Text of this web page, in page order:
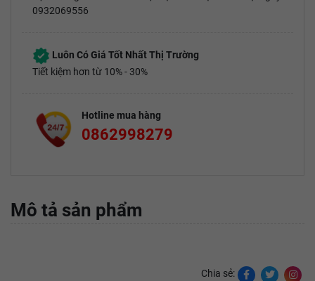
0932069556
Luôn Có Giá Tốt Nhất Thị Trường
Tiết kiệm hơn từ 10% - 30%
Hotline mua hàng
0862998279
Mô tả sản phẩm
Chia sẻ: